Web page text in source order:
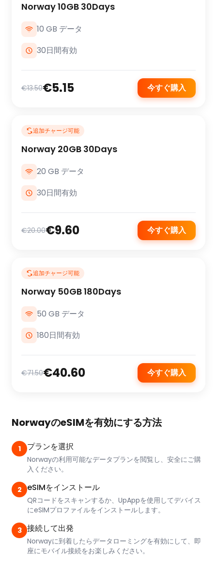
Norway 10GB 30Days
10 GB データ
30日間有効
€13.50€5.15 今すぐ購入
追加チャージ可能
Norway 20GB 30Days
20 GB データ
30日間有効
€20.00€9.60 今すぐ購入
追加チャージ可能
Norway 50GB 180Days
50 GB データ
180日間有効
€71.50€40.60 今すぐ購入
NorwayのeSIMを有効にする方法
1 プランを選択
Norwayの利用可能なデータプランを閲覧し、安全にご購
入ください。
2 eSIMをインストール
QRコードをスキャンするか、UpAppを使用してデバイス
にeSIMプロファイルをインストールします。
3 接続して出発
Norwayに到着したらデータローミングを有効にして、即
座にモバイル接続をお楽しみください。